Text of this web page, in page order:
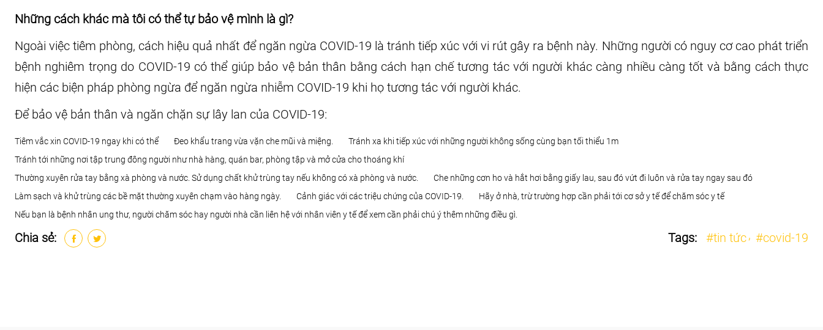
Những cách khác mà tôi có thể tự bảo vệ mình là gì?
Ngoài việc tiêm phòng, cách hiệu quả nhất để ngăn ngừa COVID-19 là tránh tiếp xúc với vi rút gây ra bệnh này. Những người có nguy cơ cao phát triển
bệnh nghiêm trọng do COVID-19 có thể giúp bảo vệ bản thân bằng cách hạn chế tương tác với người khác càng nhiều càng tốt và bằng cách thực
hiện các biện pháp phòng ngừa để ngăn ngừa nhiễm COVID-19 khi họ tương tác với người khác.
Để bảo vệ bản thân và ngăn chặn sự lây lan của COVID-19:
Tiêm vắc xin COVID-19 ngay khi có thể Đeo khẩu trang vừa vặn che mũi và miệng.
Tránh xa khi tiếp xúc với những người không sống cùng bạn tối thiểu 1m
Tránh tới những nơi tập trung đông người như nhà hàng, quán bar, phòng tập và mở cửa cho thoáng khí
Thường xuyên rửa tay bằng xà phòng và nước. Sử dụng chất khử trùng tay nếu không có xà phòng và nước.
Che những cơn ho và hắt hơi bằng giấy lau, sau đó vứt đi luôn và rửa tay ngay sau đó
Làm sạch và khử trùng các bề mặt thường xuyên chạm vào hàng ngày.
Cảnh giác với các triệu chứng của COVID-19.
Hãy ở nhà, trừ trường hợp cần phải tới cơ sở y tế để chăm sóc y tế
Nếu bạn là bệnh nhân ung thư, người chăm sóc hay người nhà cần liên hệ với nhân viên y tế để xem cần phải chú ý thêm những điều gì.
Chia sẻ: Tags: #tin tức #covid-19